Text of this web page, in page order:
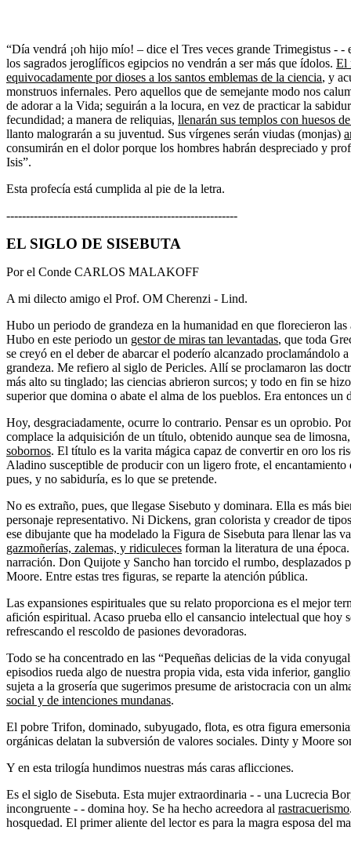
“Día vendrá ¡oh hijo mío! – dice el Tres veces grande Trimegistus - -
los sagrados jeroglíficos egipcios no vendrán a ser más que ídolos. El
equivocadamente por dioses a los santos emblemas de la ciencia, y
monstruos infernales. Pero aquellos que de semejante modo nos
de adorar a la Vida; seguirán a la locura, en vez de practicar la
fecundidad; a manera de reliquias, llenarán sus templos con huesos
llanto malograrán a su juventud. Sus vírgenes serán viudas (monjas)
consumirán en el dolor porque los hombres habrán despreciado y
Isis”.
Esta profecía está cumplida al pie de la letra.
-----------------------------------------------------------
EL SIGLO DE SISEBUTA
Por el Conde CARLOS MALAKOFF
A mi dilecto amigo el Prof. OM Cherenzi - Lind.
Hubo un periodo de grandeza en la humanidad en que florecieron
Hubo en este periodo un gestor de miras tan levantadas, que toda
se creyó en el deber de abarcar el poderío alcanzado proclamándolo
grandeza. Me refiero al siglo de Pericles. Allí se proclamaron las
más alto su tinglado; las ciencias abrieron surcos; y todo en fin se
superior que domina o abate el alma de los pueblos. Era entonces un
Hoy, desgraciadamente, ocurre lo contrario. Pensar es un oprobio.
complace la adquisición de un título, obtenido aunque sea de
sobornos. El título es la varita mágica capaz de convertir en oro los
Aladino susceptible de producir con un ligero frote, el
pues, y no sabiduría, es lo que se pretende.
No es extraño, pues, que llegase Sisebuto y dominara. Ella es más
personaje representativo. Ni Dickens, gran colorista y creador de
ese dibujante que ha modelado la Figura de Sisebuta para llenar las
gazmoñerías, zalemas, y ridiculeces forman la literatura de una
narración. Don Quijote y Sancho han torcido el rumbo, desplazados
Moore. Entre estas tres figuras, se reparte la atención pública.
Las expansiones espirituales que su relato proporciona es el mejor
afición espiritual. Acaso prueba ello el cansancio intelectual que hoy
refrescando el rescoldo de pasiones devoradoras.
Todo se ha concentrado en las “Pequeñas delicias de la vida
episodios rueda algo de nuestra propia vida, esta vida inferior,
sujeta a la grosería que sugerimos presume de aristocracia con un
social y de intenciones mundanas.
El pobre Trifon, dominado, subyugado, flota, es otra figura
orgánicas delatan la subversión de valores sociales. Dinty y Moore
Y en esta trilogía hundimos nuestras más caras aflicciones.
Es el siglo de Sisebuta. Esta mujer extraordinaria - - una Lucrecia
incongruente - - domina hoy. Se ha hecho acreedora al rastracuerismo
hosquedad. El primer aliente del lector es para la magra esposa del